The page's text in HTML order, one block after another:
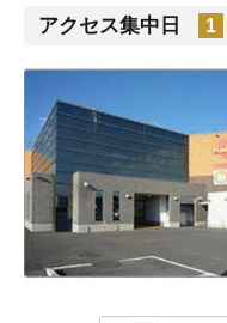
アクセス集中日 1